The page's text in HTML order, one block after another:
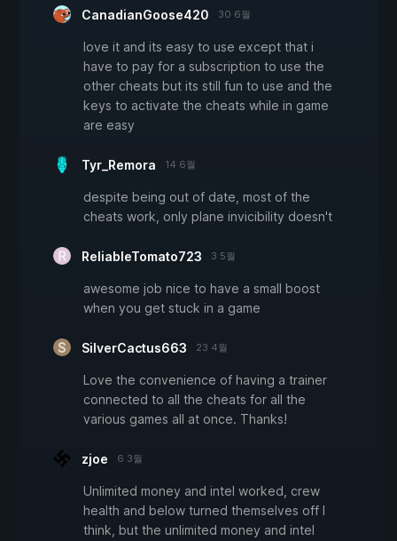
CanadianGoose420 30 6월
love it and its easy to use except that i
have to pay for a subscription to use the
other cheats but its still fun to use and the
keys to activate the cheats while in game
are easy
Tyr_Remora 14 6월
despite being out of date, most of the
cheats work, only plane invicibility doesn't
ReliableTomato723 3 5월
awesome job nice to have a small boost
when you get stuck in a game
SilverCactus663 23 4월
Love the convenience of having a trainer
connected to all the cheats for all the
various games all at once. Thanks!
zjoe 6 3월
Unlimited money and intel worked, crew
health and below turned themselves off I
think, but the unlimited money and intel